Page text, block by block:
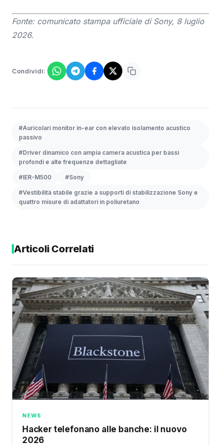
Fonte: comunicato stampa ufficiale di Sony, 8 luglio
2026.
Condividi:
#Auricolari monitor in-ear con elevato isolamento acustico
passivo
#Driver dinamico con ampia camera acustica per bassi
profondi e alte frequenze dettagliate
#IER-M500 #Sony
#Vestibilità stabile grazie a supporti di stabilizzazione Sony e
quattro misure di adattatori in poliuretano
Articoli Correlati
NEWS
Hacker telefonano alle banche: il nuovo
2026